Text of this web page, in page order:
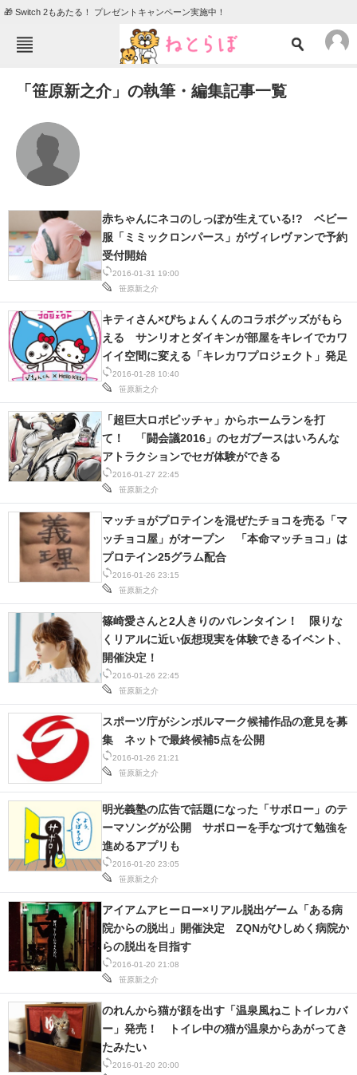
🎁 Switch 2もあたる！ プレゼントキャンペーン実施中！
TOP ニュース
エンタメ
グルメ
住まい
リサーチ
会員記事
注目記事を集めた総合ページ
ITの今と未来を見通す
スマホと通信の最新トレンド
進化するPCとデバイスの未来
好きが集まる 比べて選べる
ビジネスと働き方のヒント
AI活用のいまが分かる
企業ITのトレンドを詳説
経営リーダーのコミュニティ
マーケ×ITの今がよく分かる
ITエンジニア向け専門サイト
企業向けIT製品の総合サイト
IT製品の技術・比較・事例
製造業のIT導入・活用を支援
エレクトロニクス専門サイト
電子設計の基本と応用
エネルギーの専門メディア
建設×テクノロジーの最前線
ちょっと気になるネットの話題
「笹原新之介」の執筆・編集記事一覧
2016-01-31 19:00
笹原新之介
赤ちゃんにネコのしっぽが生えている!? ベビー
服「ミミックロンパース」がヴィレヴァンで予約
受付開始
2016-01-28 10:40
笹原新之介
キティさん×ぴちょんくんのコラボグッズがもら
える サンリオとダイキンが部屋をキレイでカワ
イイ空間に変える「キレカワプロジェクト」発足
2016-01-27 22:45
笹原新之介
「超巨大ロボピッチャ」からホームランを打
て！ 「闘会議2016」のセガブースはいろんな
アトラクションでセガ体験ができる
2016-01-26 23:15
笹原新之介
マッチョがプロテインを混ぜたチョコを売る「マ
ッチョコ屋」がオープン 「本命マッチョコ」は
プロテイン25グラム配合
2016-01-26 22:45
笹原新之介
篠崎愛さんと2人きりのバレンタイン！ 限りな
くリアルに近い仮想現実を体験できるイベント、
開催決定！
2016-01-26 21:21
笹原新之介
スポーツ庁がシンボルマーク候補作品の意見を募
集 ネットで最終候補5点を公開
2016-01-20 23:05
笹原新之介
明光義塾の広告で話題になった「サボロー」のテ
ーマソングが公開 サボローを手なづけて勉強を
進めるアプリも
2016-01-20 21:08
笹原新之介
アイアムアヒーロー×リアル脱出ゲーム「ある病
院からの脱出」開催決定 ZQNがひしめく病院か
らの脱出を目指す
2016-01-20 20:00
のれんから猫が顔を出す「温泉風ねこトイレカバ
ー」発売！ トイレ中の猫が温泉からあがってき
たみたい